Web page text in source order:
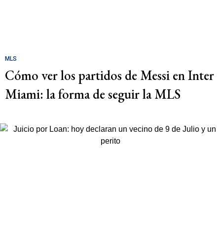
MLS
Cómo ver los partidos de Messi en Inter
Miami: la forma de seguir la MLS